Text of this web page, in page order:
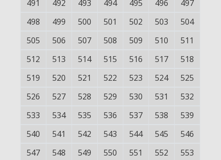
491 492 493 494 495 496
497
498
499 500 501 502 503
504
505
506 507 508 509 510
511
512
513 514 515 516 517
518
519
520 521 522 523 524
525
526
527 528 529 530 531
532
533
534 535 536 537 538
539
540
541 542 543 544 545
546
547
548 549 550 551 552
553